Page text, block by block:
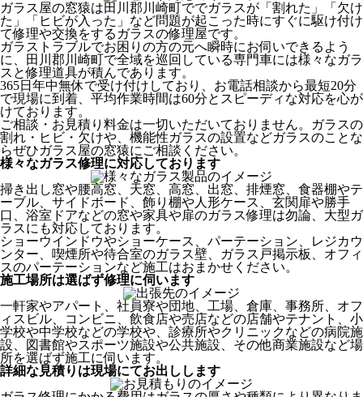
ガラス屋の窓猿は田川郡川崎町ででガラスが「割れた」「欠け
た」「ヒビが入った」など問題が起こった時にすぐに駆け付け
て修理や交換をするガラスの修理屋です。
ガラストラブルでお困りの方の元へ瞬時にお伺いできるよう
に、田川郡川崎町で全域を巡回している専門車には様々なガラ
スと修理道具が積んであります。
365日年中無休で受け付けしており、お電話相談から最短20分
で現場に到着、平均作業時間は60分とスピーディな対応を心が
けております。
ご相談・お見積り料金は一切いただいておりません。ガラスの
割れ・ヒビ・欠けや、機能性ガラスの設置などガラスのことな
らぜひガラス屋の窓猿にご相談ください。
様々なガラス修理に対応しております
掃き出し窓や腰高窓、天窓、高窓、出窓、排煙窓、食器棚やテ
ーブル、サイドボード、飾り棚や人形ケース、玄関扉や勝手
口、浴室ドアなどの窓や家具や扉のガラス修理は勿論、大型ガ
ラスにも対応しております。
ショーウインドウやショーケース、パーテーション、レジカウ
ンター、喫煙所や待合室のガラス壁、ガラス戸掲示板、オフィ
スのパーテーションなど施工はおまかせください。
施工場所は選ばず修理に伺います
一軒家やアパート、社員寮や団地、工場、倉庫、事務所、オフ
ィスビル、コンビニ、飲食店や売店などの店舗やテナント、小
学校や中学校などの学校や、診療所やクリニックなどの病院施
設、図書館やスポーツ施設や公共施設、その他商業施設など場
所を選ばず施工に伺います。
詳細な見積りは現場にてお出しします